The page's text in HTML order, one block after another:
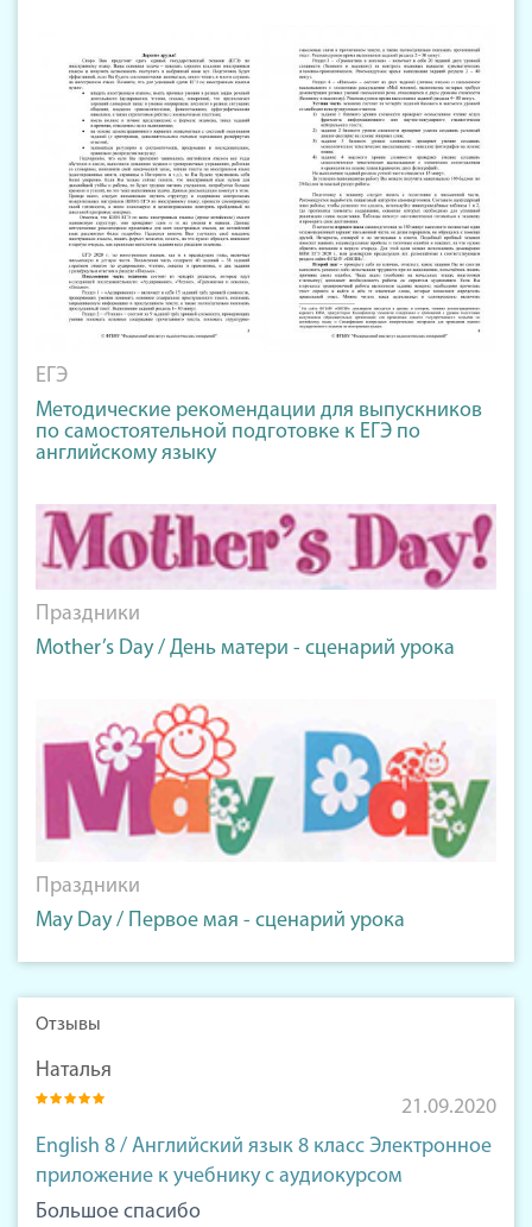
ЕГЭ
Методические рекомендации для выпускников
по самостоятельной подготовке к ЕГЭ по
английскому языку
Праздники
Mother’s Day / День матери - сценарий урока
Праздники
May Day / Первое мая - сценарий урока
Отзывы
Наталья
21.09.2020
English 8 / Английский язык 8 класс Электронное
приложение к учебнику с аудиокурсом
Большое спасибо